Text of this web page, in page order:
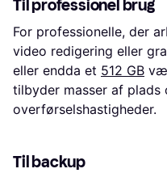
Til professionel brug
For professionelle, der
video redigering eller
eller endda et 512 GB
tilbyder masser af plads
overførselshastigheder.
Til backup